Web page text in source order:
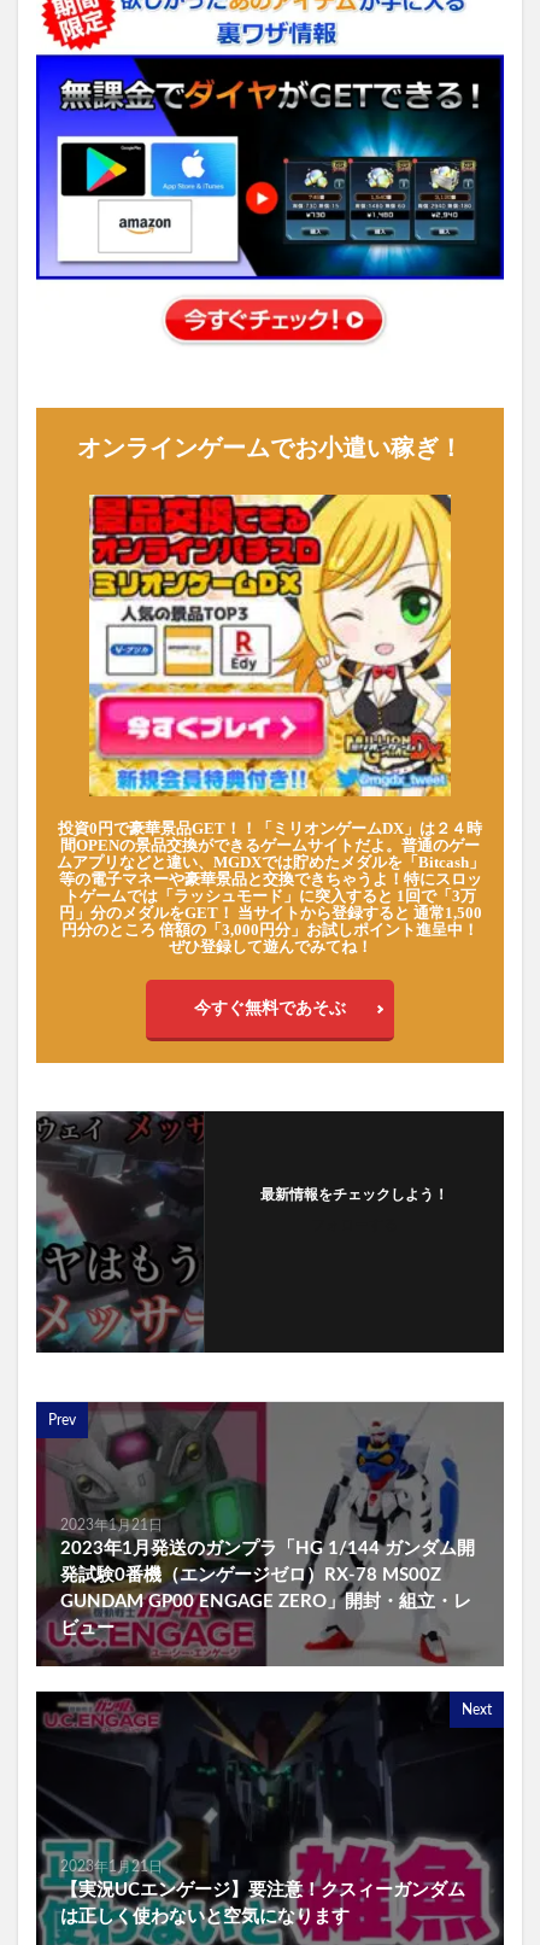
オンラインゲームでお小遣い稼ぎ！
投資0円で豪華景品GET！！「ミリオンゲームDX」は２４時
間OPENの景品交換ができるゲームサイトだよ。普通のゲー
ムアプリなどと違い、MGDXでは貯めたメダルを「Bitcash」
等の電子マネーや豪華景品と交換できちゃうよ！特にスロッ
トゲームでは「ラッシュモード」に突入すると 1回で「3万
円」分のメダルをGET！ 当サイトから登録すると 通常1,500
円分のところ 倍額の「3,000円分」お試しポイント進呈中！
ぜひ登録して遊んでみてね！
今すぐ無料であそぶ
最新情報をチェックしよう！
Prev
2023年1月21日
2023年1月発送のガンプラ「HG 1/144 ガンダム開
発試験0番機（エンゲージゼロ）RX-78 MS00Z
GUNDAM GP00 ENGAGE ZERO」開封・組立・レ
ビュー
Next
2023年1月21日
【実況UCエンゲージ】要注意！クスィーガンダム
は正しく使わないと空気になります